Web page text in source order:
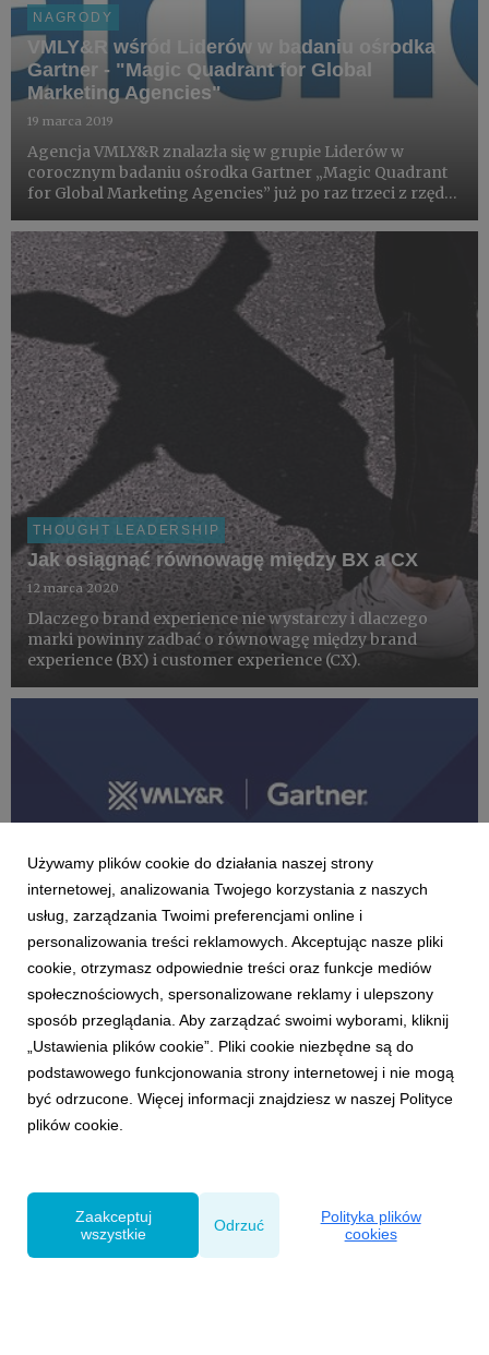
NAGRODY
VMLY&R wśród Liderów w badaniu ośrodka
Gartner - "Magic Quadrant for Global
Marketing Agencies"
19 marca 2019
Agencja VMLY&R znalazła się w grupie Liderów w
corocznym badaniu ośrodka Gartner „Magic Quadrant
for Global Marketing Agencies” już po raz trzeci z rzędu.
umiejętność jej realizacji.
THOUGHT LEADERSHIP
Jak osiągnąć równowagę między BX a CX
12 marca 2020
Dlaczego brand experience nie wystarczy i dlaczego
marki powinny zadbać o równowagę między brand
experience (BX) i customer experience (CX).
NAGRODY
VMLY&R wśród Liderów w badaniu ośrodka
Gartner - czwarty rok z rzędu
9 kwietnia 2020
Sieć VMLY&R znalazła się w grupie Liderów w
corocznym badaniu ośrodka Gartner „Magic Quadrant
for Global Marketing Agencies” już po raz czwarty z
Używamy plików cookie do działania naszej strony
internetowej, analizowania Twojego korzystania z naszych
usług, zarządzania Twoimi preferencjami online i
personalizowania treści reklamowych. Akceptując nasze pliki
cookie, otrzymasz odpowiednie treści oraz funkcje mediów
społecznościowych, spersonalizowane reklamy i ulepszony
sposób przeglądania. Aby zarządzać swoimi wyborami, kliknij
„Ustawienia plików cookie”. Pliki cookie niezbędne są do
podstawowego funkcjonowania strony internetowej i nie mogą
być odrzucone. Więcej informacji znajdziesz w naszej Polityce
plików cookie.
Zaakceptuj
wszystkie
Odrzuć
Polityka plików
cookies